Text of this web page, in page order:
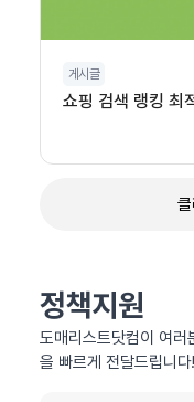
게시글
쇼핑 검색 랭킹 최
정책지원
도매리스트닷컴이 여러
을 빠르게 전달드립니다!